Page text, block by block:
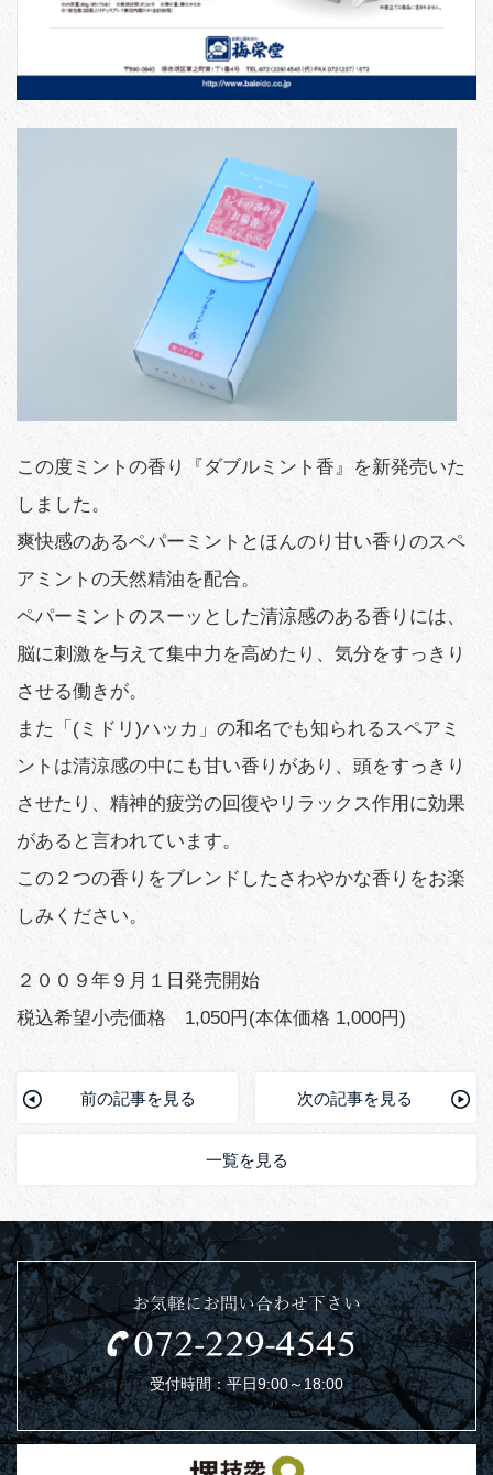
この度ミントの香り『ダブルミント香』を新発売いた
しました。
爽快感のあるペパーミントとほんのり甘い香りのスペ
アミントの天然精油を配合。
ペパーミントのスーッとした清涼感のある香りには、
脳に刺激を与えて集中力を高めたり、気分をすっきり
させる働きが。
また「(ミドリ)ハッカ」の和名でも知られるスペアミ
ントは清涼感の中にも甘い香りがあり、頭をすっきり
させたり、精神的疲労の回復やリラックス作用に効果
があると言われています。
この２つの香りをブレンドしたさわやかな香りをお楽
しみください。
２００９年９月１日発売開始
税込希望小売価格 1,050円(本体価格 1,000円)
前の記事を見る 次の記事を見る
一覧を見る
お気軽にお問い合わせ下さい
受付時間：平日9:00～18:00